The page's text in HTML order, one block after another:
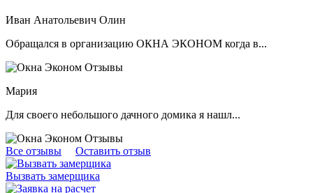
Иван Анатольевич Олин
Обращался в организацию ОКНА ЭКОНОМ когда в...
Мария
Для своего небольшого дачного домика я нашл...
Все отзывы Оставить отзыв
Вызвать замерщика